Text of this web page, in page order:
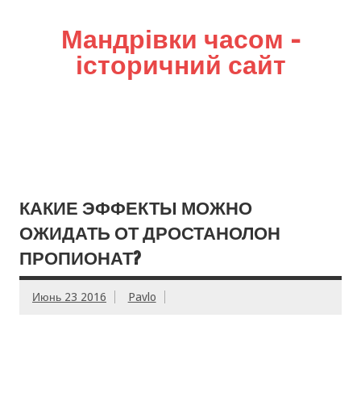
Мандрівки часом –
історичний сайт
КАКИЕ ЭФФЕКТЫ МОЖНО
ОЖИДАТЬ ОТ ДРОСТАНОЛОН
ПРОПИОНАТ?
Июнь 23 2016 Pavlo